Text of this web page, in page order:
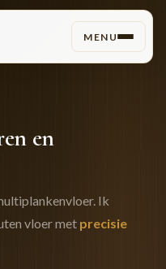
MENU
en
Ik
vloer met precisie